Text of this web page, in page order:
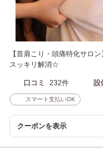
【首肩こり・頭痛特化サロ
スッキリ解消☆
口コミ 232件 設
スマート支払いOK
クーポンを表示